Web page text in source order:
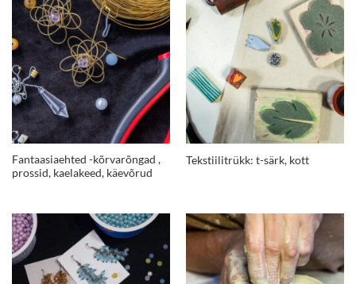
Fantaasiaehted -kõrvarõngad ,
prossid, kaelakeed, käevõrud
Tekstiilitrükk: t-särk, kott